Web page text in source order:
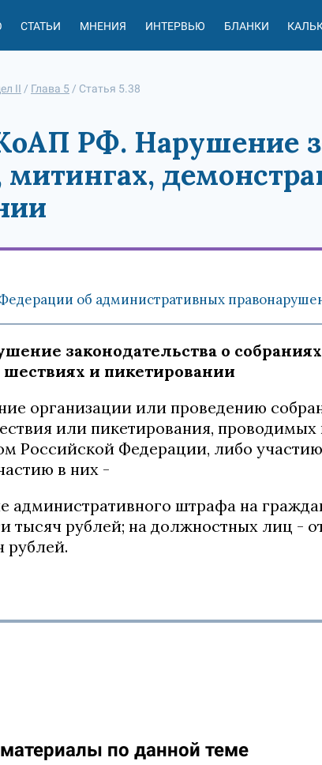
СТАТЬИ МНЕНИЯ ИНТЕРВЬЮ БЛАНКИ
II / Глава 5 / Статья 5.38
РФ. Нарушение
митингах,
об административных
законодательства о
и пикетировании
организации или проведению
или пикетирования, проводимых
Российской Федерации, либо
в них -
административного штрафа на
тысяч рублей; на должностных лиц -
рублей.
по данной теме